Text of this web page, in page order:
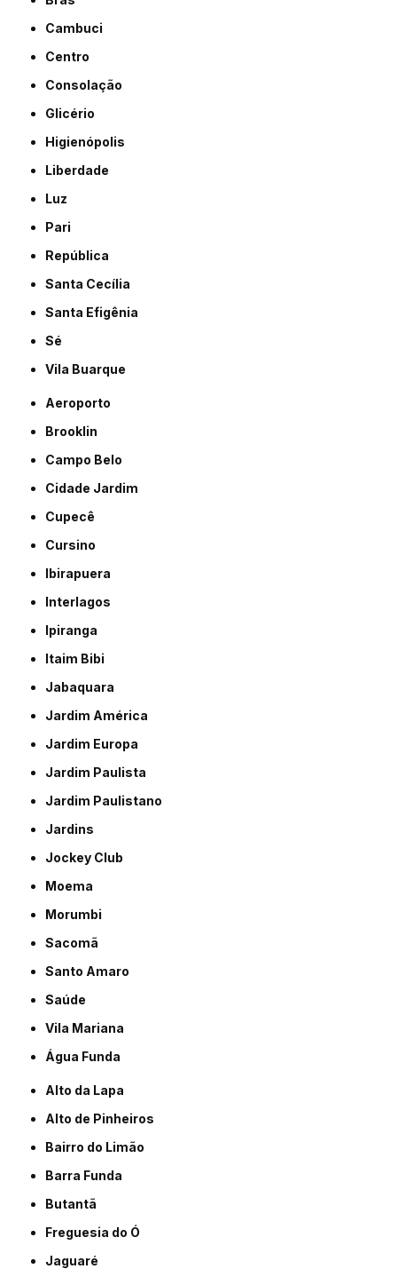
Cambuci
Centro
Consolação
Glicério
Higienópolis
Liberdade
Luz
Pari
República
Santa Cecília
Santa Efigênia
Sé
Vila Buarque
Aeroporto
Brooklin
Campo Belo
Cidade Jardim
Cupecê
Cursino
Ibirapuera
Interlagos
Ipiranga
Itaim Bibi
Jabaquara
Jardim América
Jardim Europa
Jardim Paulista
Jardim Paulistano
Jardins
Jockey Club
Moema
Morumbi
Sacomã
Santo Amaro
Saúde
Vila Mariana
Água Funda
Alto da Lapa
Alto de Pinheiros
Bairro do Limão
Barra Funda
Butantã
Freguesia do Ó
Jaguaré